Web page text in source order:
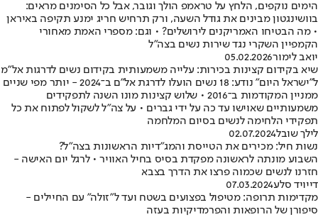
הימים נוקפים, הלחץ על טראמפ הולך וגובר, אבל כל הסימנים מראים:
בוושינגטון מבינים את גודל השעה, ורק תרחיש חריג ימנע תקיפה באיראן
• מה הבטיחו האמריקנים לירושלים? • וגם: מספרי האמת מאחורי
הקמפיין השקרי נגד שירות נשים בצה"ל
יואב לימור05.02.2026
שיא בקידום קצינות בכירות: עלייה משמעותית בקידום נשים לדרגות אל"מ
ל"ישראל היום" נודע: 18 נשים הועלו לדרגת אל"ם ב־2024 - יותר מפי שניים
ממניין המקודמות ב־2016 • שלוש קצינות מונו השנה לתפקידים
משמעותיים שאוישו עד כה על ידי גברים • על צה"ל לשקול לפתוח את כל
תפקידי הלחימה לנשים בסיום המלחמה
לילך שובל02.07.2024
נשות חיל: מכירים את הטייסת והמג"דיות הראשונות בצה"ל?
השבוע מונתה לראשונה מפקדת בסיס בחיל האוויר • לרגל יום האישה -
חזרנו לנשים שכמוה פרצו את הדרך בצבא
דייויד סלע07.03.2024
מקדימות תרופה: מטיפול בפצועים בשטח ועד ל"זולה" עם החיילים -
סיפורן של הרופאות והפרמדיקיות בעזה